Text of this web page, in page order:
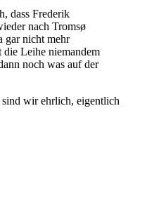
dass Frederik
nach Tromsø
gar nicht mehr
die Leihe niemandem
noch was auf der
wir ehrlich, eigentlich